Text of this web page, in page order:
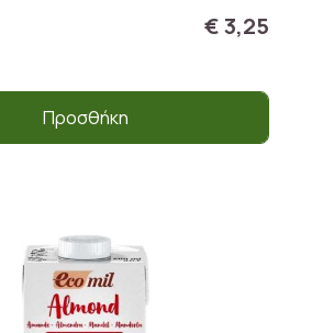
€ 3,25
Προσθήκη